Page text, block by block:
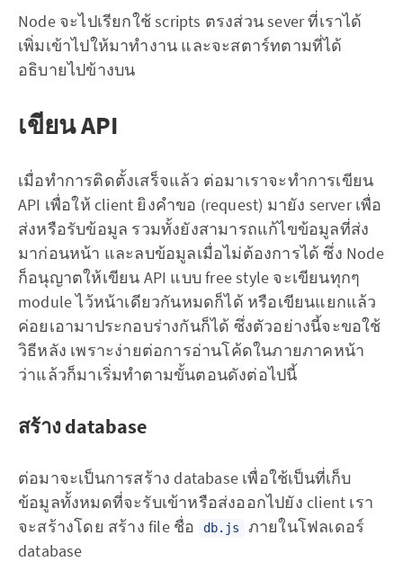
Node จะไปเรียกใช้ scripts ตรงส่วน sever ที่เราได้
เพิ่มเข้าไปให้มาทำงาน และจะสตาร์ทตามที่ได้
อธิบายไปข้างบน
เขียน API
เมื่อทำการติดตั้งเสร็จแล้ว ต่อมาเราจะทำการเขียน
API เพื่อให้ client ยิงคำขอ (request) มายัง server เพื่อ
ส่งหรือรับข้อมูล รวมทั้งยังสามารถแก้ไขข้อมูลที่ส่ง
มาก่อนหน้า และลบข้อมูลเมื่อไม่ต้องการได้ ซึ่ง Node
ก็อนุญาตให้เขียน API แบบ free style จะเขียนทุกๆ
module ไว้หน้าเดียวกันหมดก็ได้ หรือเขียนแยกแล้ว
ค่อยเอามาประกอบร่างกันก็ได้ ซึ่งตัวอย่างนี้จะขอใช้
วิธีหลัง เพราะง่ายต่อการอ่านโค้ดในภายภาคหน้า
ว่าแล้วก็มาเริ่มทำตามขั้นตอนดังต่อไปนี้
สร้าง database
ต่อมาจะเป็นการสร้าง database เพื่อใช้เป็นที่เก็บ
ข้อมูลทั้งหมดที่จะรับเข้าหรือส่งออกไปยัง client เรา
จะสร้างโดย สร้าง file ชื่อ
db.js
ภายในโฟลเดอร์
database